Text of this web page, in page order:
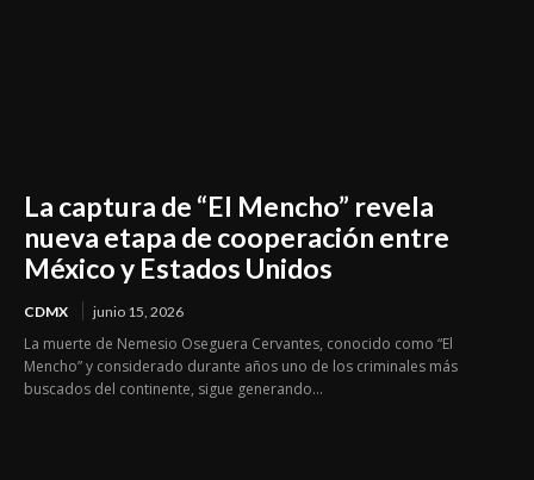
La captura de “El Mencho” revela
nueva etapa de cooperación entre
México y Estados Unidos
CDMX junio 15, 2026
La muerte de Nemesio Oseguera Cervantes, conocido como “El
Mencho” y considerado durante años uno de los criminales más
buscados del continente, sigue generando...